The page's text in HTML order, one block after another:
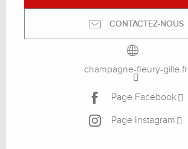
CONTACTEZ-NOUS
champagne-fleury-gille.fr
Page Facebook
Page Instagram